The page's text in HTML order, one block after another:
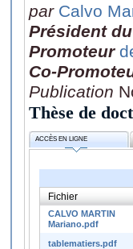
par Calvo
Président
Promoteur
Co-
Publication
Thèse de
ACCÈS EN LIGNE
Fichier
CALVO MARTIN
Mariano.pdf
tablematiers.pdf